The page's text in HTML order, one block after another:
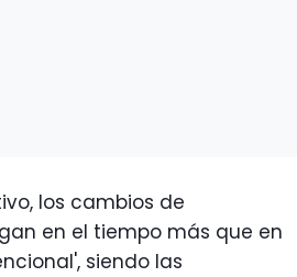
los cambios de
en el tiempo más que en
siendo las